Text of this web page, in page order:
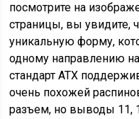
посмотрите на
страницы, вы увидите,
уникальную форму,
одному направлению
стандарт ATX
очень похожей
разъем, но выводы 11,